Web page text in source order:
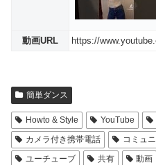
動画URL https://
簡単ダンス
Howto & Style YouTube
カメラ付き携帯電話
コミュ
ユーチューブ
共有 動画